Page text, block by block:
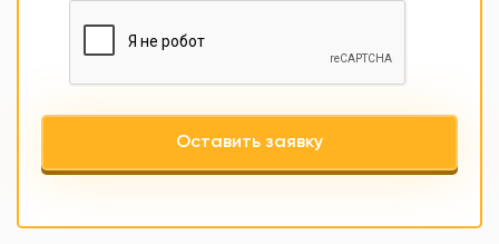
Оставить заявку